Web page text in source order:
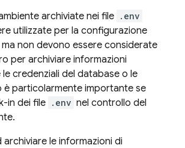
archiviate nei file .env
utilizzate per la configurazione
non devono essere considerate
per archiviare informazioni
le credenziali del database o le
è particolarmente importante se
in dei file .env nel controllo del
archiviare le informazioni di